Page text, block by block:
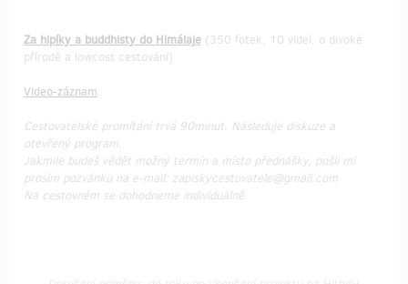
Za hipíky a buddhisty do Himálaje (350 fotek, 10 videí, o divoké
přírodě a lowcost cestování)
Video-záznam.
Cestovatelské promítání trvá 90minut. Následuje diskuze a
otevřený program.
Jakmile budeš vědět možný termín a místo přednášky, pošli mi
prosím pozvánku na e-mail: zapiskycestovatele@gmail.com
Na cestovném se dohodneme individuálně.